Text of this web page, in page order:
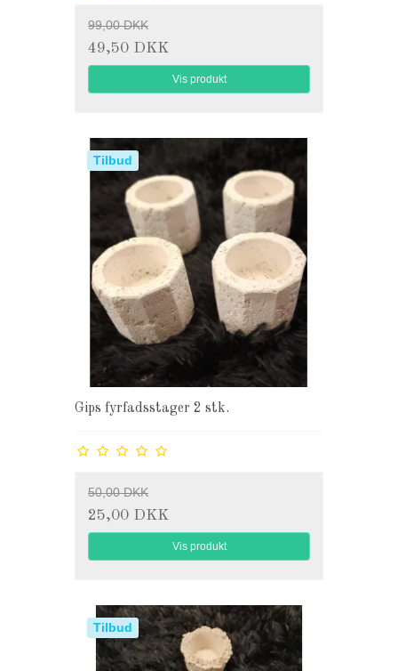
99,00 DKK
49,50 DKK
Vis produkt
Tilbud
Gips fyrfadsstager 2 stk.
50,00 DKK
25,00 DKK
Vis produkt
Tilbud